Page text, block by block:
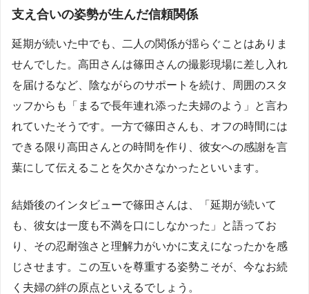
支え合いの姿勢が生んだ信頼関係
延期が続いた中でも、二人の関係が揺らぐことはありま
せんでした。高田さんは篠田さんの撮影現場に差し入れ
を届けるなど、陰ながらのサポートを続け、周囲のスタ
ッフからも「まるで長年連れ添った夫婦のよう」と言わ
れていたそうです。一方で篠田さんも、オフの時間には
できる限り高田さんとの時間を作り、彼女への感謝を言
葉にして伝えることを欠かさなかったといいます。
結婚後のインタビューで篠田さんは、「延期が続いて
も、彼女は一度も不満を口にしなかった」と語ってお
り、その忍耐強さと理解力がいかに支えになったかを感
じさせます。この互いを尊重する姿勢こそが、今なお続
く夫婦の絆の原点といえるでしょう。